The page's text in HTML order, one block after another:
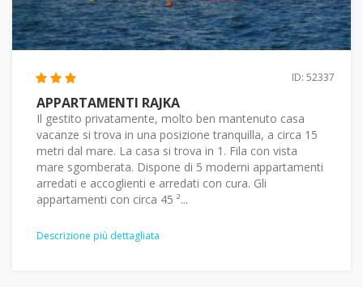
ID: 52337
APPARTAMENTI RAJKA
Il gestito privatamente, molto ben mantenuto casa
vacanze si trova in una posizione tranquilla, a circa 15
metri dal mare. La casa si trova in 1. Fila con vista
mare sgomberata. Dispone di 5 moderni appartamenti
arredati e accoglienti e arredati con cura. Gli
appartamenti con circa 45 ²...
Descrizione più dettagliata